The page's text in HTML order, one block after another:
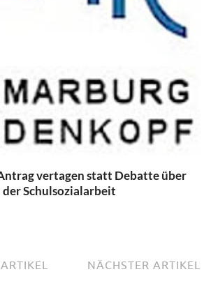
vertagen statt Debatte über
Schulsozialarbeit
NÄCHSTER ARTIKEL